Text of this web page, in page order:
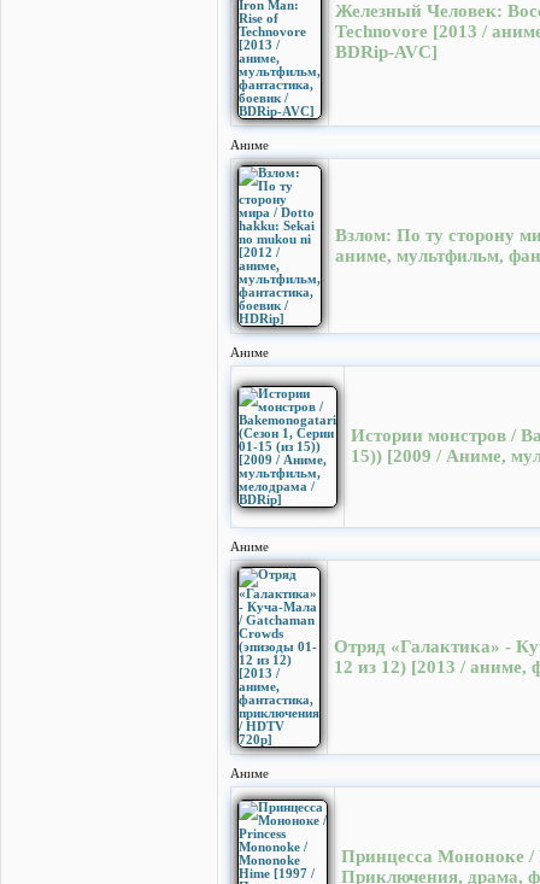
Железный Человек:
Technovore [2013 /
BDRip-AVC]
Аниме
Взлом: По ту сторону
аниме, мультфильм,
Аниме
Истории монстров /
15)) [2009 / Аниме,
Аниме
Отряд «Галактика» -
12 из 12) [2013 / аниме,
Аниме
Принцесса Мононоке /
Приключения, драма,